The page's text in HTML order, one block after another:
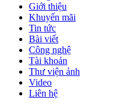
Giới thiệu
Khuyến mãi
Tin tức
Bài viết
Công nghệ
Tài khoản
Thư viện ảnh
Video
Liên hệ